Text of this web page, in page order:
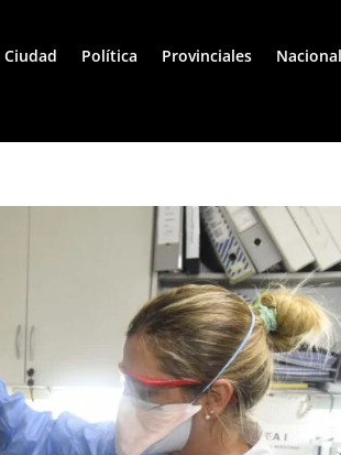
Ciudad Política Provinciales